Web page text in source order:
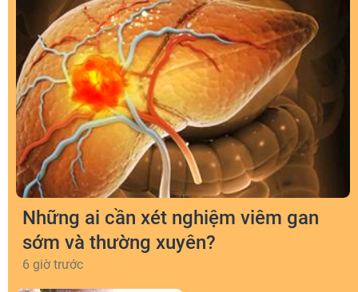
Những ai cần xét nghiệm viêm gan
sớm và thường xuyên?
6 giờ trước